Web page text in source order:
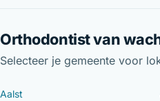
Orthodontist van
Selecteer je gemeente voor
Aalst